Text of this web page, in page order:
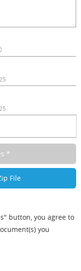
button, you agree to
you